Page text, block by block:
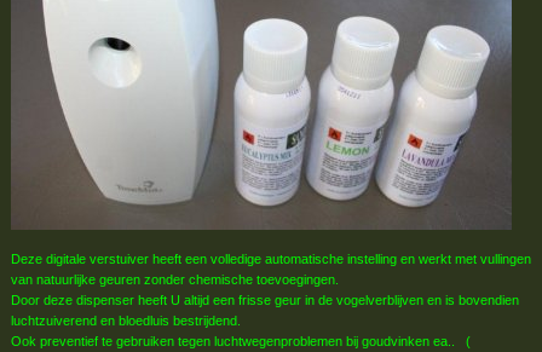
Deze digitale verstuiver heeft een volledige automatische instelling en werkt met vullingen
van natuurlijke geuren zonder chemische toevoegingen.
Door deze dispenser heeft U altijd een frisse geur in de vogelverblijven en is bovendien
luchtzuiverend en bloedluis bestrijdend.
Ook preventief te gebruiken tegen luchtwegenproblemen bij goudvinken ea.. (